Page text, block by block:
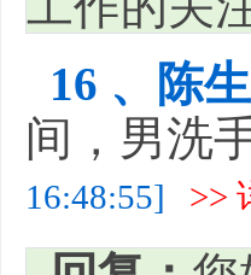
16 、陈生
间，男洗
16:48:55] >>